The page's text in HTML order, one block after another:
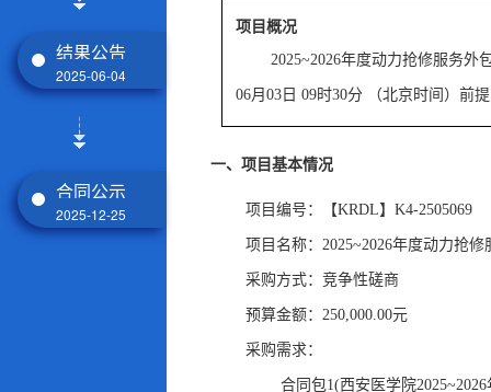
结果公告
2025-06-04
合同公示
2025-12-25
项目概况
2025~2026年度动力抢修服务外
06月03日 09时30分 （北京时间）前
一、项目基本情况
项目编号：【KRDL】K4-2505069
项目名称：2025~2026年度动力抢修
采购方式：竞争性磋商
预算金额：250,000.00元
采购需求：
合同包1(西安医学院